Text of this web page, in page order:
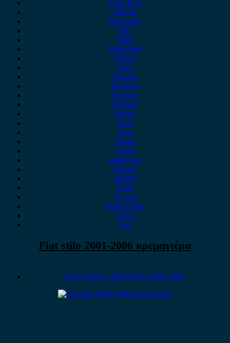
Lynk & co
Mazda
Mercedes
MG
Mini
Mitsubishi
Nissan
Opel
Omoda
Peugeot
Porsche
Renault
Rover
Saab
Seat
Skoda
Smart
ssangyong
Subaru
Suzuki
Tesla
Toyota
Volkswagen
Volvo
Xev
Fiat stilo 2001-2006 κρεμαγιέρα
FIAT STILO 3D/5D/SW 2001-2006